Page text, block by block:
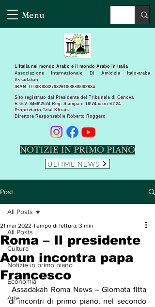
Menu
Sito registrato dal Presidente del Tribunale di Genova
R.G.V. 8468\2024 Reg. Stampa n 16\24 cron.61\24 ​
Proprietario Talal Khrais
Direttore Responsabile Roberto Roggero
L’Italia nel mondo Arabo e il mondo Arabo in Italia
Associazione Internazionale Di Amicizia Italo-araba
Assadakah
IBAN: IT03K0832703261000000002834
NOTIZIE IN PRIMO PIANO
ULTIME NEWS
Post
All Posts
Cultura
Notizie in primo piano
Economia
Arte
All Posts
Roma – Il presidente
Aoun incontra papa
Francesco
21 mar 2022 Tempo di lettura: 3 min
di incontri di primo piano, nel secondo